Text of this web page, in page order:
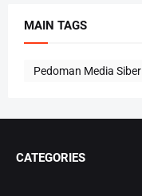
MAIN TAGS
Pedoman Media Siber
CATEGORIES